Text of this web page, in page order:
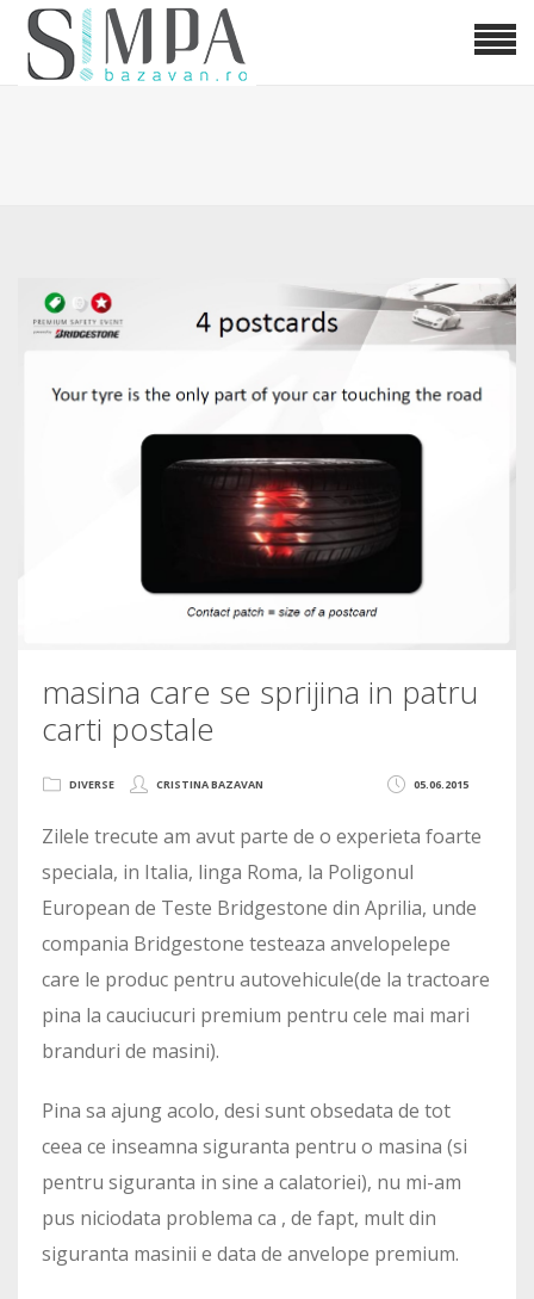
masina care se sprijina in patru
carti postale
05.06.2015
DIVERSE CRISTINA BAZAVAN
Zilele trecute am avut parte de o experieta foarte
speciala, in Italia, linga Roma, la Poligonul
European de Teste Bridgestone din Aprilia, unde
compania Bridgestone testeaza anvelopelepe
care le produc pentru autovehicule(de la tractoare
pina la cauciucuri premium pentru cele mai mari
branduri de masini).
Pina sa ajung acolo, desi sunt obsedata de tot
ceea ce inseamna siguranta pentru o masina (si
pentru siguranta in sine a calatoriei), nu mi-am
pus niciodata problema ca , de fapt, mult din
siguranta masinii e data de anvelope premium.